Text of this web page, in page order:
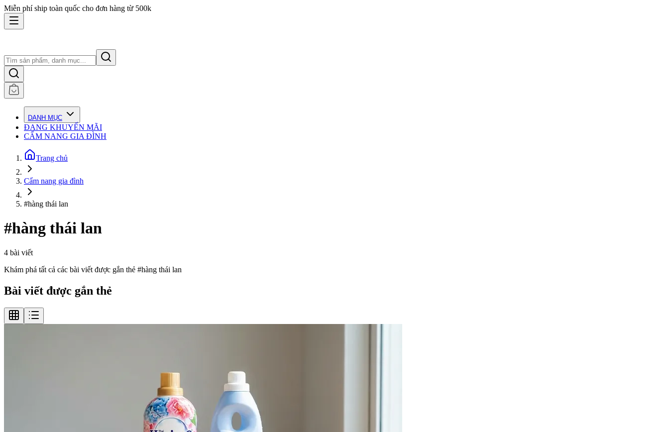
Miễn phí ship toàn quốc cho đơn hàng từ 500k
DANH MỤC
ĐANG KHUYẾN MÃI
CẨM NANG GIA ĐÌNH
Trang chủ
Cẩm nang gia đình
#hàng thái lan
#hàng thái lan
4 bài viết
Khám phá tất cả các bài viết được gắn thẻ #hàng thái lan
Bài viết được gắn thẻ